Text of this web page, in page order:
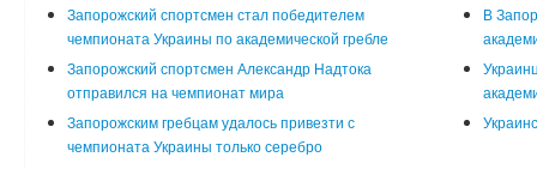
Запорожский спортсмен стал победителем
чемпионата Украины по академической гребле
В
Запорожский спортсмен Александр Надтока
отправился на чемпионат мира
Запорожским гребцам удалось привезти с
чемпионата Украины только серебро